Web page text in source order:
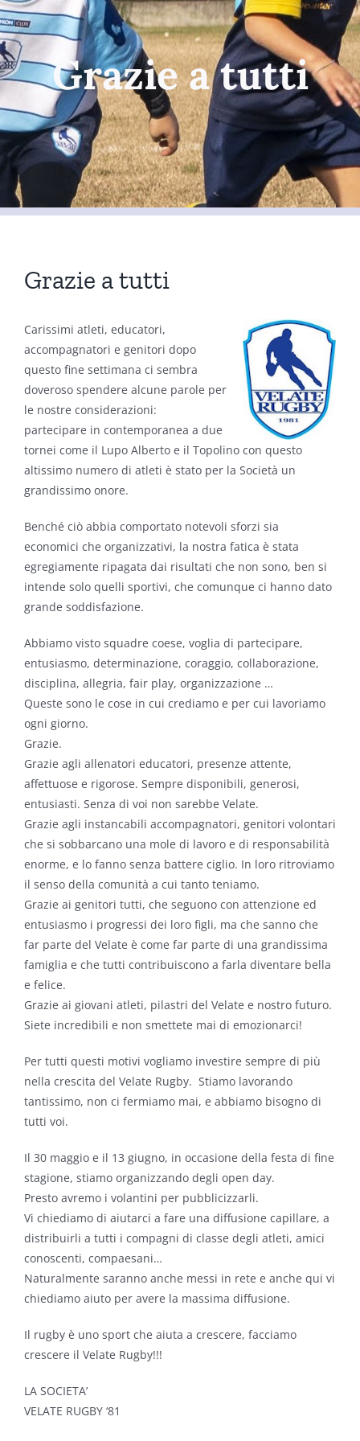
Grazie a tutti
Grazie a tutti
Carissimi atleti, educatori,
accompagnatori e genitori dopo
questo fine settimana ci sembra
doveroso spendere alcune parole per
le nostre considerazioni:
partecipare in contemporanea a due
tornei come il Lupo Alberto e il Topolino con questo
altissimo numero di atleti è stato per la Società un
grandissimo onore.
Benché ciò abbia comportato notevoli sforzi sia
economici che organizzativi, la nostra fatica è stata
egregiamente ripagata dai risultati che non sono, ben si
intende solo quelli sportivi, che comunque ci hanno dato
grande soddisfazione.
Abbiamo visto squadre coese, voglia di partecipare,
entusiasmo, determinazione, coraggio, collaborazione,
disciplina, allegria, fair play, organizzazione …
Queste sono le cose in cui crediamo e per cui lavoriamo
ogni giorno.
Grazie.
Grazie agli allenatori educatori, presenze attente,
affettuose e rigorose. Sempre disponibili, generosi,
entusiasti. Senza di voi non sarebbe Velate.
Grazie agli instancabili accompagnatori, genitori volontari
che si sobbarcano una mole di lavoro e di responsabilità
enorme, e lo fanno senza battere ciglio. In loro ritroviamo
il senso della comunità a cui tanto teniamo.
Grazie ai genitori tutti, che seguono con attenzione ed
entusiasmo i progressi dei loro figli, ma che sanno che
far parte del Velate è come far parte di una grandissima
famiglia e che tutti contribuiscono a farla diventare bella
e felice.
Grazie ai giovani atleti, pilastri del Velate e nostro futuro.
Siete incredibili e non smettete mai di emozionarci!
Per tutti questi motivi vogliamo investire sempre di più
nella crescita del Velate Rugby. Stiamo lavorando
tantissimo, non ci fermiamo mai, e abbiamo bisogno di
tutti voi.
Il 30 maggio e il 13 giugno, in occasione della festa di fine
stagione, stiamo organizzando degli open day.
Presto avremo i volantini per pubblicizzarli.
Vi chiediamo di aiutarci a fare una diffusione capillare, a
distribuirli a tutti i compagni di classe degli atleti, amici
conoscenti, compaesani…
Naturalmente saranno anche messi in rete e anche qui vi
chiediamo aiuto per avere la massima diffusione.
Il rugby è uno sport che aiuta a crescere, facciamo
crescere il Velate Rugby!!!
LA SOCIETA’
VELATE RUGBY ‘81